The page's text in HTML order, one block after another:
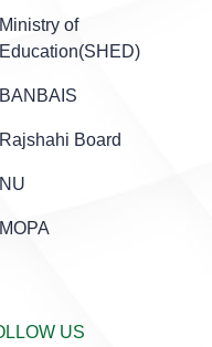
Ministry of
Education(SHED)
BANBAIS
Rajshahi Board
NU
MOPA
US